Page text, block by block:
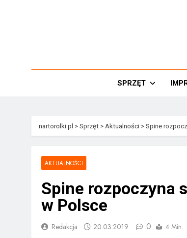
SPRZĘT
nartorolki.pl >Sprzęt > Aktualności >Spine
AKTUALNOŚCI
Spine rozpoczyna
w Polsce
Redakcja 20.03.2019 0 4 Min.